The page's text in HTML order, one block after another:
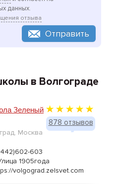
данных.
отзыва
Отправить
в Волгограде
878 отзывов
Зеленый
Москва
603
1905года
volgograd.zelsvet.com